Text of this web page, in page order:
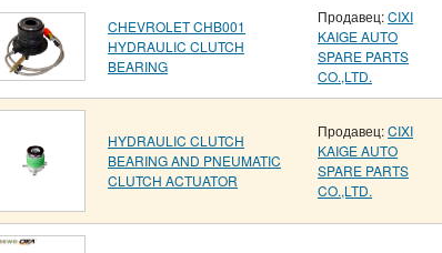
CHEVROLET CHB001
HYDRAULIC CLUTCH
BEARING
Продавец:CIXI
KAIGE AUTO
SPARE PARTS
CO.,LTD.
HYDRAULIC CLUTCH
BEARING AND PNEUMATIC
CLUTCH ACTUATOR
Продавец:CIXI
KAIGE AUTO
SPARE PARTS
CO.,LTD.